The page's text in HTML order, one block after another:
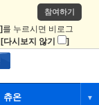
참여하기
를 누르시면 비로그
[다시보지 않기 ]
츄온 ▼